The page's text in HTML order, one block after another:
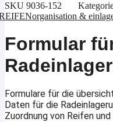
SKU 9036-152
&
Formular
Formulare für die
Daten für die
Zuordnung von Reifen und